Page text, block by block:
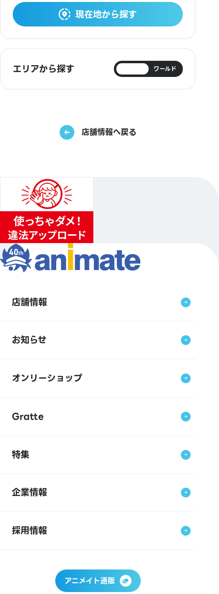
現在地から探す
エリアから探す ワールド
店舗情報へ戻る
店舗情報
お知らせ
オンリーショップ
Gratte
特集
企業情報
採用情報
アニメイト通販